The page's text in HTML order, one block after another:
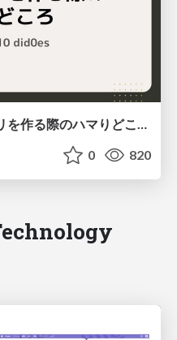
TailwindCSSでUIライブラリを作る際のハマりどころ
0 820